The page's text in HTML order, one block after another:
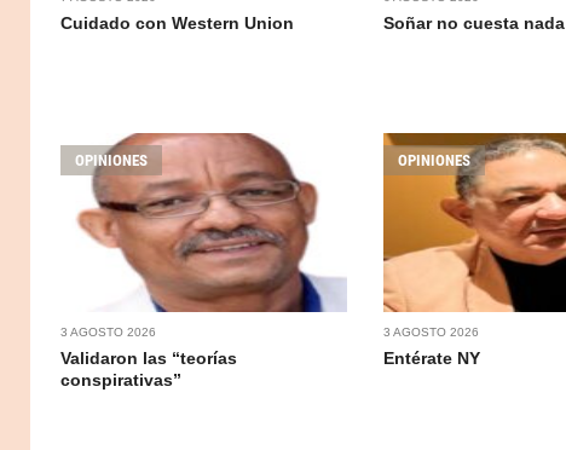
Cuidado con Western Union Soñar no cuesta nada
OPINIONES
3 AGOSTO 2026
Validaron las “teorías
conspirativas”
OPINIONES
3 AGOSTO 2026
Entérate NY